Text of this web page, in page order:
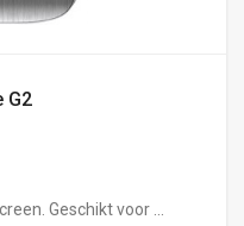
G2
Geschikt voor ...